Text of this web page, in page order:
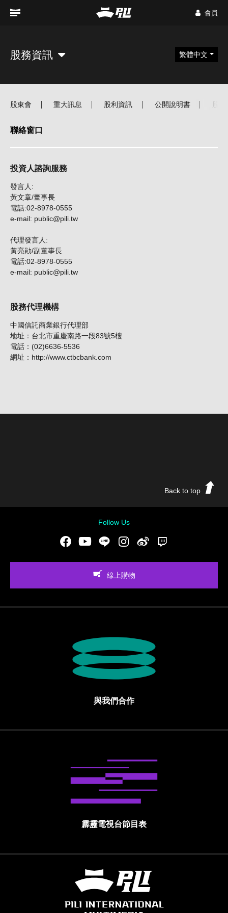
會員
股務資訊 繁體中文
股東會 重大訊息 股利資訊 公開說明書
聯絡窗口
投資人諮詢服務
發言人:
黃文章/董事長
電話:02-8978-0555
e-mail: public@pili.tw
代理發言人:
黃亮勛/副董事長
電話:02-8978-0555
e-mail: public@pili.tw
股務代理機構
中國信託商業銀行代理部
地址：台北市重慶南路一段83號5樓
電話：(02)6636-5536
網址：http://www.ctbcbank.com
Back to top
Follow Us
FacebookYoutubeLINE Instgram新浪微博
線上購物
與我們合作
霹靂電視台節目表
霹靂國際多媒體股份有限公司 PILI